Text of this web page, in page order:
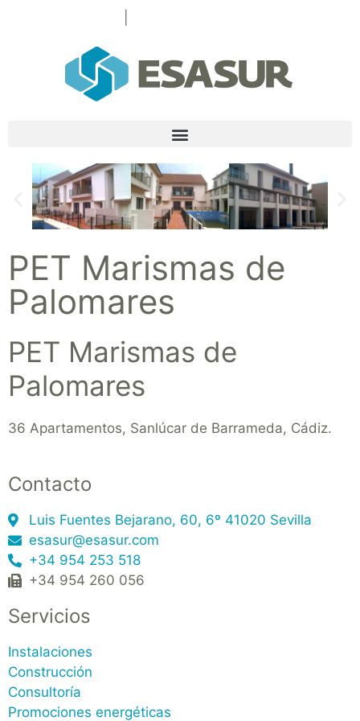
PET Marismas de
Palomares
PET Marismas de
Palomares
36 Apartamentos, Sanlúcar de Barrameda, Cádiz.
Contacto
Luis Fuentes Bejarano, 60, 6º 41020 Sevilla
esasur@esasur.com
+34 954 253 518
+34 954 260 056
Servicios
Instalaciones
Construcción
Consultoría
Promociones energéticas